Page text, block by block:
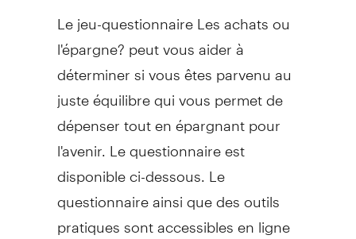
Le jeu-questionnaire Les achats ou
l'épargne? peut vous aider à
déterminer si vous êtes parvenu au
juste équilibre qui vous permet de
dépenser tout en épargnant pour
l'avenir. Le questionnaire est
disponible ci-dessous. Le
questionnaire ainsi que des outils
pratiques sont accessibles en ligne